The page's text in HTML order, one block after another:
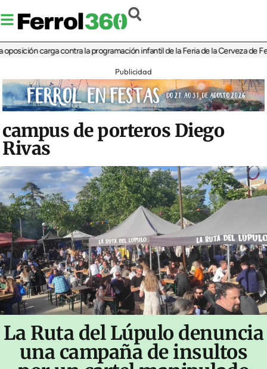
carga contra la programación infantil de la Feria de la Cerveza de Ferrol
Publicidad
campus de porteros Diego
Rivas
La Ruta del Lúpulo denuncia
una campaña de insultos